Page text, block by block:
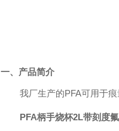
一、产品简介
我厂生产的PFA可用于
PFA柄手烧杯2L带刻度